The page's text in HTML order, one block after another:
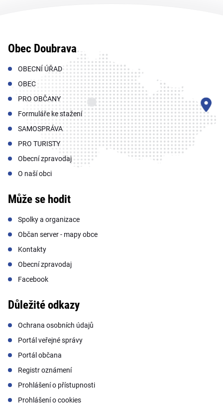
Obec Doubrava
OBECNÍ ÚŘAD
OBEC
PRO OBČANY
Formuláře ke stažení
SAMOSPRÁVA
PRO TURISTY
Obecní zpravodaj
O naší obci
Může se hodit
Spolky a organizace
Občan server - mapy obce
Kontakty
Obecní zpravodaj
Facebook
Důležité odkazy
Ochrana osobních údajů
Portál veřejné správy
Portál občana
Registr oznámení
Prohlášení o přístupnosti
Prohlášení o cookies